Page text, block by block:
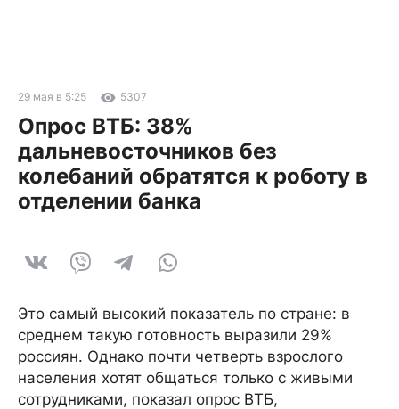
29 мая в 5:25 5307
Опрос ВТБ: 38%
дальневосточников без
колебаний обратятся к роботу в
отделении банка
Это самый высокий показатель по стране: в
среднем такую готовность выразили 29%
россиян. Однако почти четверть взрослого
населения хотят общаться только с живыми
сотрудниками, показал опрос ВТБ,